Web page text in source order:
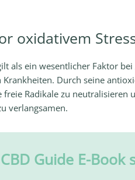
oxidativem
als ein wesentlicher Faktor
Durch seine
freie Radikale zu neutralisieren
verlangsamen.
CBD Guide E-Book